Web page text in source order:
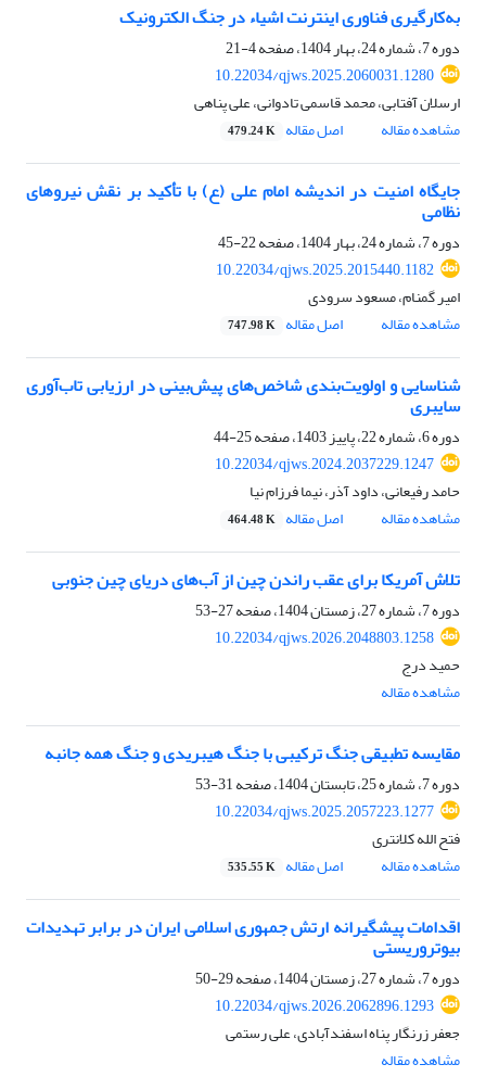
به‌کارگیری فناوری اینترنت اشیاء در جنگ الکترونیک
دوره 7، شماره 24، بهار 1404، صفحه
4-21
10.22034/qjws.2025.2060031.1280
ارسلان آفتابی، محمد قاسمی تادوانی، علی پناهی
مشاهده مقاله
اصل مقاله 479.24 K
جایگاه امنیت در اندیشه امام علی (ع) با تأکید بر نقش نیروهای
نظامی
دوره 7، شماره 24، بهار 1404، صفحه
22-45
10.22034/qjws.2025.2015440.1182
امیر گمنام، مسعود سرودی
مشاهده مقاله
اصل مقاله 747.98 K
شناسایی و اولویت‌بندی شاخص‌های پیش‌بینی در ارزیابی تاب‌آوری
سایبری
دوره 6، شماره 22، پاییز 1403، صفحه
25-44
10.22034/qjws.2024.2037229.1247
حامد رفیعانی، داود آذر، نیما فرزام نیا
مشاهده مقاله
اصل مقاله 464.48 K
تلاش آمریکا برای عقب راندن چین از آب‌های دریای چین جنوبی
دوره 7، شماره 27، زمستان 1404، صفحه
27-53
10.22034/qjws.2026.2048803.1258
حمید درج
مشاهده مقاله
مقایسه تطبیقی جنگ ترکیبی با جنگ هیبریدی و جنگ همه جانبه
دوره 7، شماره 25، تابستان 1404، صفحه
31-53
10.22034/qjws.2025.2057223.1277
فتح الله کلانتری
مشاهده مقاله
اصل مقاله 535.55 K
اقدامات پیشگیرانه ارتش جمهوری اسلامی ایران در برابر تهدیدات
بیوتروریستی
دوره 7، شماره 27، زمستان 1404، صفحه
29-50
10.22034/qjws.2026.2062896.1293
جعفر زرنگار پناه اسفندآبادی، علی رستمی
مشاهده مقاله